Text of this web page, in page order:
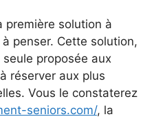
première solution à
penser. Cette solution,
proposée aux
réserver aux plus
Vous le constaterez
seniors.com/, la